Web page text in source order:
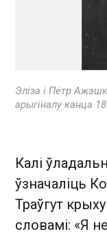
Эліза і Пётр
арыгіналу канца
Калі
ўзначаліць
Траўгут
словамі: «Я